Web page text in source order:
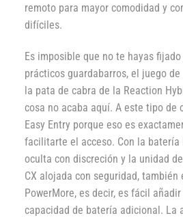
remoto para mayor comodidad y
difíciles.
Es imposible que no te hayas
prácticos guardabarros, el juego
la pata de cabra de la Reaction
cosa no acaba aquí. A este tipo de
Easy Entry porque eso es
facilitarte el acceso. Con la batería
oculta con discreción y la unidad
CX alojada con seguridad, también
PowerMore, es decir, es fácil
capacidad de batería adicional. La